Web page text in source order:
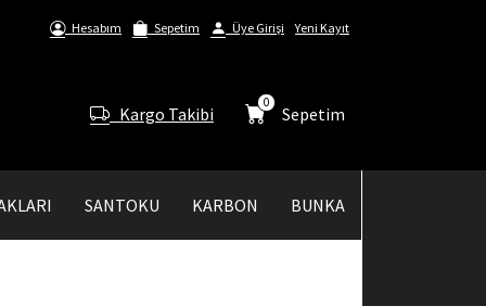
Hesabım Sepetim Üye Girişi Yeni Kayıt
Kargo Takibi Sepetim
0
SANTOKU KARBON BUNKA